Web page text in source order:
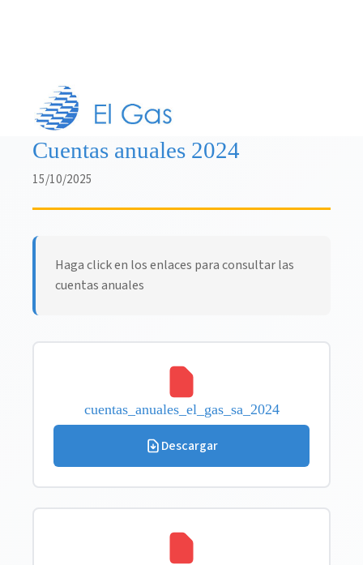
Cuentas anuales 2024
15/10/2025
Haga click en los enlaces para consultar las
cuentas anuales
cuentas_anuales_el_gas_sa_2024
Descargar